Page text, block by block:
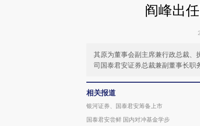
阎峰出
其原为董事会副主席兼行政总裁、
司国泰君安证券总裁兼副董事长职
相关报道
银河证券、国泰君安筹备上市
国泰君安尝鲜 国内对冲基金学步